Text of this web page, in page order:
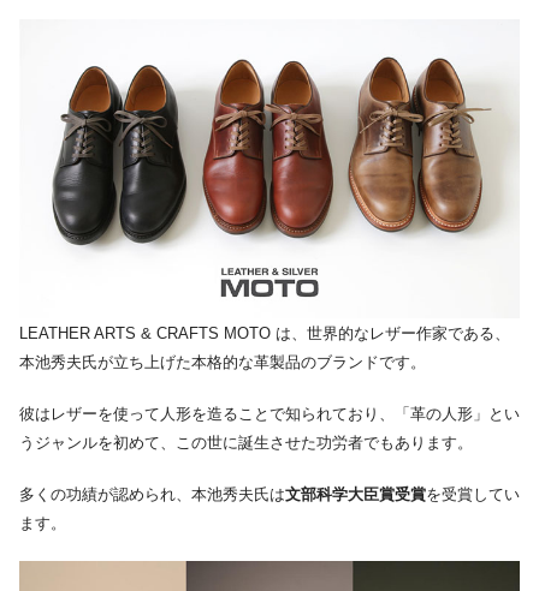
LEATHER ARTS & CRAFTS MOTO は、世界的なレザー作家である、
本池秀夫氏が立ち上げた本格的な革製品のブランドです。
彼はレザーを使って人形を造ることで知られており、「革の人形」とい
うジャンルを初めて、この世に誕生させた功労者でもあります。
多くの功績が認められ、本池秀夫氏は文部科学大臣賞受賞を受賞してい
ます。